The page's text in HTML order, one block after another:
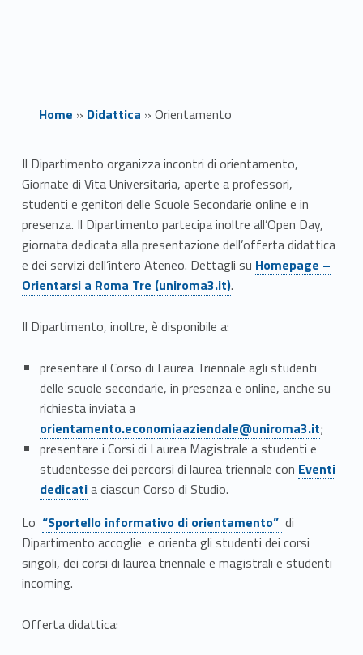
Home » Didattica » Orientamento
O
r
i
e
n
t
a
m
n
o
Il Dipartimento organizza incontri di orientamento,
Giornate di Vita Universitaria, aperte aLink identifier #iden ai
professori,
studenti e genitori delle Scuole Secondarie online e in
presenza. Il Dipartimento partecipa inoltre all’Open Day,
giornata dedicata alla presentazione dell’offerta didattica
e dei servizi dell’intero Ateneo. Dettagli su Link identifier #identifier__84611-1
Homepage –
Orientarsi a Roma Tre (uniroma3.it).
Il Dipartimento, inoltre, è disponibile a:
presentare il Corso di Laurea Triennale agli studenti
delle scuole secondarie, in presenza e online, anche su
richiesta inviata a
orientamento.economiaaziendale@uniroma3.it;
presentare i Corsi di Laurea Magistrale a studenti e
studentesse dei percorsi di laurea triennale con Link identifier #identifier__5031-3
Eventi
dedicatia ciascun Corso di Studio.
Lo Link identifier #identifier__167979-4
“Sportello informativo di orientamento” di
Dipartimento accoglie e orienta gli studenti dei corsi
singoli, dei corsi di laurea triennale e magistrali e studenti
incoming.
Offerta didattica: